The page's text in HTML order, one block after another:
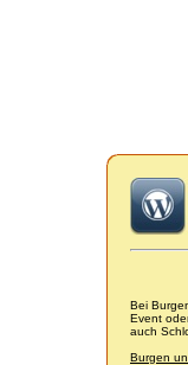
Bei
Event
auch
Burgen